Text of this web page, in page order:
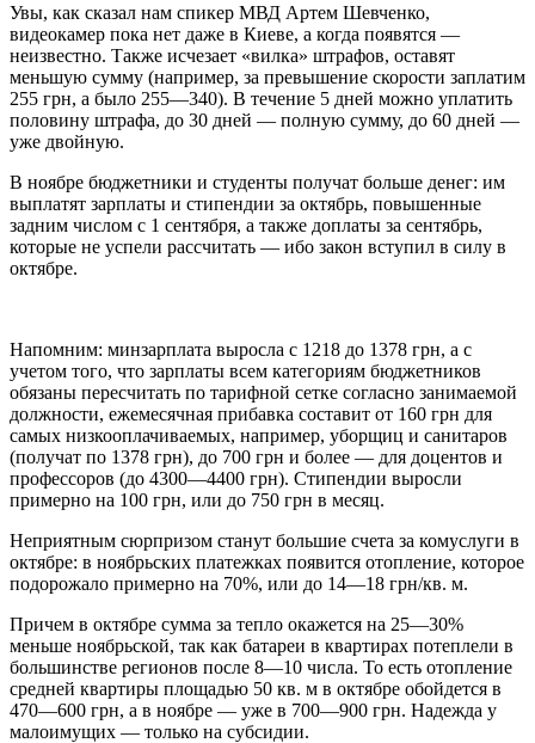
Увы, как сказал нам спикер МВД Артем Шевченко,
видеокамер пока нет даже в Киеве, а когда появятся —
неизвестно. Также исчезает «вилка» штрафов, оставят
меньшую сумму (например, за превышение скорости заплатим
255 грн, а было 255—340). В течение 5 дней можно уплатить
половину штрафа, до 30 дней — полную сумму, до 60 дней —
уже двойную.
В ноябре бюджетники и студенты получат больше денег: им
выплатят зарплаты и стипендии за октябрь, повышенные
задним числом с 1 сентября, а также доплаты за сентябрь,
которые не успели рассчитать — ибо закон вступил в силу в
октябре.
Напомним: минзарплата выросла с 1218 до 1378 грн, а с
учетом того, что зарплаты всем категориям бюджетников
обязаны пересчитать по тарифной сетке согласно занимаемой
должности, ежемесячная прибавка составит от 160 грн для
самых низкооплачиваемых, например, уборщиц и санитаров
(получат по 1378 грн), до 700 грн и более — для доцентов и
профессоров (до 4300—4400 грн). Стипендии выросли
примерно на 100 грн, или до 750 грн в месяц.
Неприятным сюрпризом станут большие счета за комуслуги в
октябре: в ноябрьских платежках появится отопление, которое
подорожало примерно на 70%, или до 14—18 грн/кв. м.
Причем в октябре сумма за тепло окажется на 25—30%
меньше ноябрьской, так как батареи в квартирах потеплели в
большинстве регионов после 8—10 числа. То есть отопление
средней квартиры площадью 50 кв. м в октябре обойдется в
470—600 грн, а в ноябре — уже в 700—900 грн. Надежда у
малоимущих — только на субсидии.